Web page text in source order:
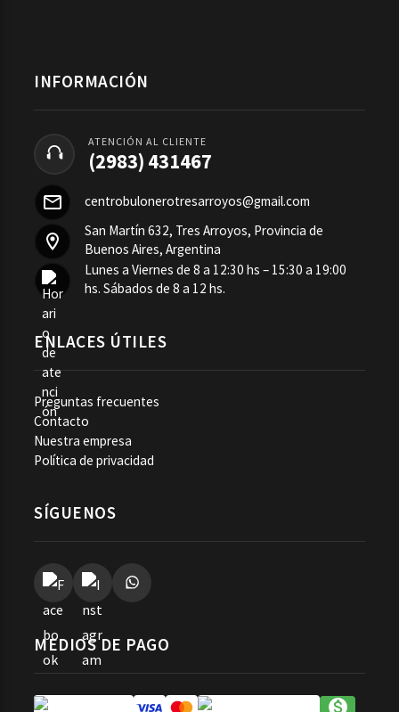
INFORMACIÓN
ATENCIÓN AL CLIENTE
(2983) 431467
centrobulonerotresarroyos@gmail.com
San Martín 632, Tres Arroyos, Provincia de
Buenos Aires, Argentina
Lunes a Viernes de 8 a 12:30 hs – 15:30 a 19:00
hs. Sábados de 8 a 12 hs.
ENLACES ÚTILES
Preguntas frecuentes
Contacto
Nuestra empresa
Política de privacidad
SÍGUENOS
MEDIOS DE PAGO